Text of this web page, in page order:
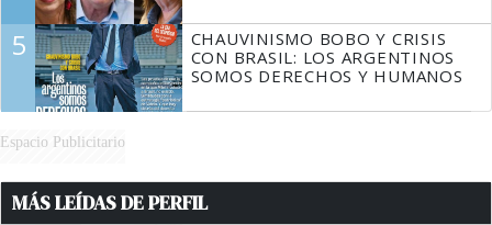
5
CHAUVINISMO BOBO Y CRISIS
CON BRASIL: LOS ARGENTINOS
SOMOS DERECHOS Y HUMANOS
Espacio Publicitario
MÁS LEÍDAS DE PERFIL